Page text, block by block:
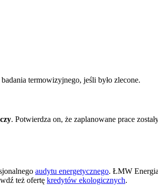
termowizyjnego, jeśli było zlecone.
. Potwierdza on, że zaplanowane prace
audytu energetycznego. ŁMW
też ofertę kredytów ekologicznych.